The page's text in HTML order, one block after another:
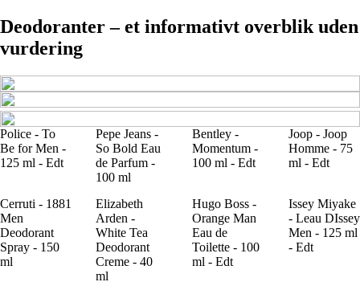
Deodoranter – et informativt overblik uden
vurdering
Police - To
Be for Men -
125 ml - Edt
Pepe Jeans -
So Bold Eau
de Parfum -
100 ml
Bentley -
Momentum -
100 ml - Edt
Joop - Joop
Homme - 75
ml - Edt
Cerruti - 1881
Men
Deodorant
Spray - 150
ml
Elizabeth
Arden -
White Tea
Deodorant
Creme - 40
ml
Hugo Boss -
Orange Man
Eau de
Toilette - 100
ml - Edt
Issey Miyake
- Leau DIssey
Men - 125 ml
- Edt